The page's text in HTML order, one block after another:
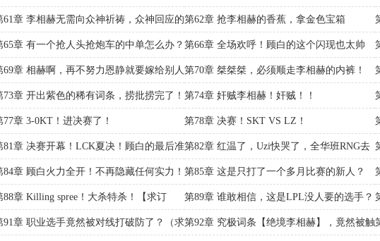
61章 李相赫无需向众神祈祷，众神回应的
他的名号
第62章 抢李相赫的香蕉，拿金色宝箱
65章 有一个抢人头抢炮车的中单怎么办？ 第66章 全场欢呼！顾白的这个闪现也太帅
了！
69章 相赫啊，再不努力恩静就要嫁给别人第70章 桀桀桀，必须顺走李相赫的内裤！
73章 开出紫色的稀有词条，捞批捞完了！ 第74章 奸贼李相赫！奸贼！！
77章 3-0KT！进决赛了！ 第78章 决赛！SKT VS LZ！
81章 决赛开幕！LCK夏决！顾白的最后准
！
第82章 红温了，Uzi快哭了，全华班RNG去
冒泡赛了？
84章 顾白火力全开！不再隐藏任何实力！
求订阅】
第85章 这是只打了一个多月比赛的新人？
【求订阅】
88章 Killing spree！大杀特杀！【求订
】
第89章 谁敢相信，这是LPL没人要的选手？
【求订阅】
91章 职业选手竟然被对线打破防了？（求第92章 究极词条【绝境李相赫】，竟然被触